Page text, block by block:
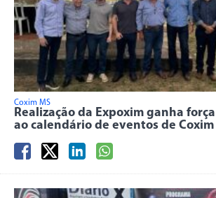
Coxim MS
Realização da Expoxim ganha
ao calendário de eventos de Coxim